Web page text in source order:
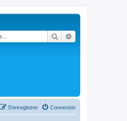
Rechercher
Connexion
S’enregistrer